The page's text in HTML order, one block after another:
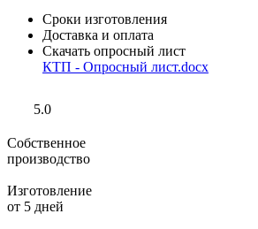
Сроки изготовления
Доставка и оплата
Скачать опросный лист
КТП - Опросный лист.docx
5.0
Собственное
производство
Изготовление
от 5 дней